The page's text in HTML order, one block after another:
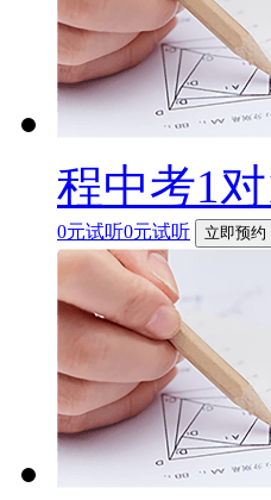
程中考1
0元试听0元试听 立即预约